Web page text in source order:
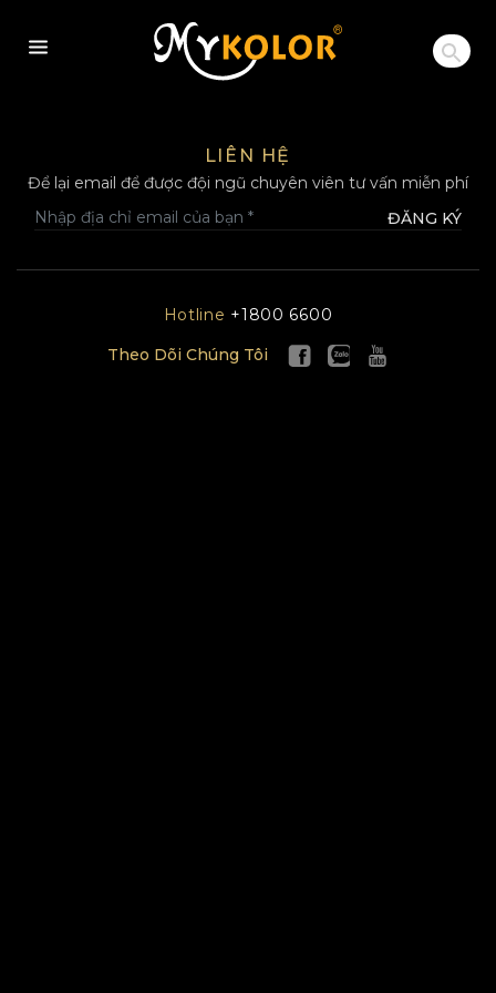
MYKOLOR
LIÊN HỆ
Để lại email để được đội ngũ chuyên viên tư vấn miễn phí
ĐĂNG KÝ
Hotline +1800 6600
Theo Dõi Chúng Tôi